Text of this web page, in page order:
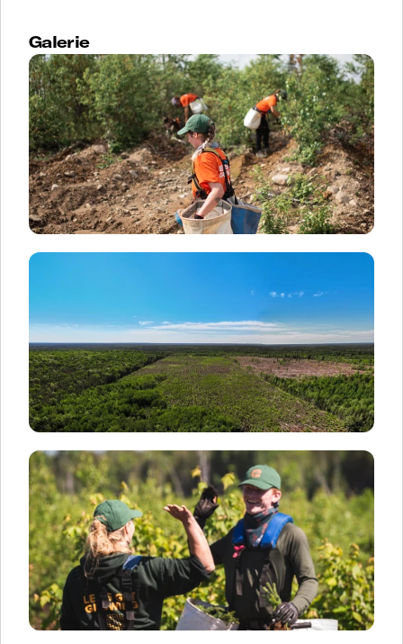
Galerie